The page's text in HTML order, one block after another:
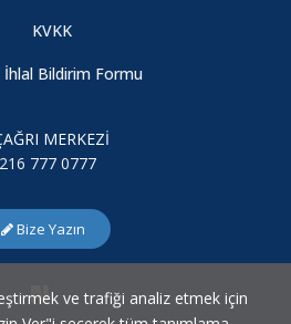
KVKK
İhlal Bildirim Formu
MERKEZİ
777 0777
Bize Yazın
ve trafiği analiz etmek için